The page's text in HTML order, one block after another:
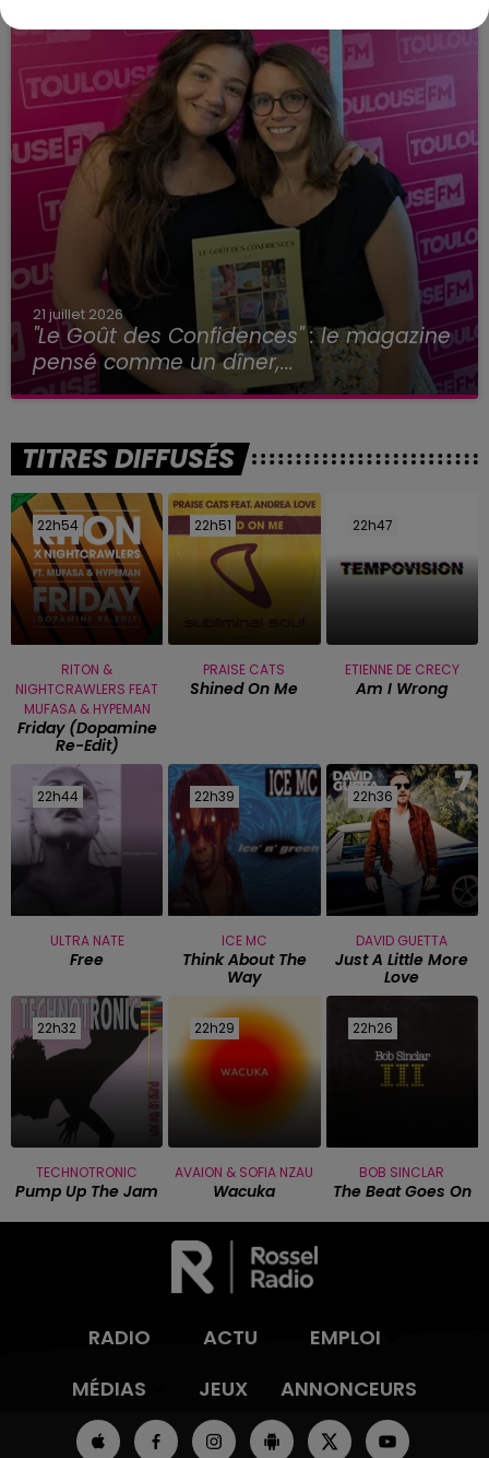
21 juillet 2026
"Le Goût des Confidences" : le magazine
pensé comme un dîner,...
TITRES DIFFUSÉS
22h54
22h54
RITON &
NIGHTCRAWLERS FEAT
MUFASA & HYPEMAN
Friday (dopamine
Re-Edit)
22h51
22h51
PRAISE CATS
Shined On Me
22h47
22h47
ETIENNE DE CRECY
Am I Wrong
22h44
22h44
ULTRA NATE
Free
22h39
22h39
ICE MC
Think About The
Way
22h36
22h36
DAVID GUETTA
Just A Little More
Love
22h32
22h32
TECHNOTRONIC
Pump Up The Jam
22h29
22h29
AVAION & SOFIA NZAU
Wacuka
22h26
22h26
BOB SINCLAR
The Beat Goes On
RADIO ACTU
EMPLOI
MÉDIAS
JEUX ANNONCEURS